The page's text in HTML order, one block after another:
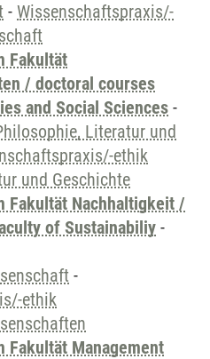
- Wissenschaftspraxis/-
Fakultät
/ doctoral courses
and Social Sciences -
Literatur und
ethik
und Geschichte
Fakultät Nachhaltigkeit /
of Sustainabiliy -
-
ethik
Fakultät Management